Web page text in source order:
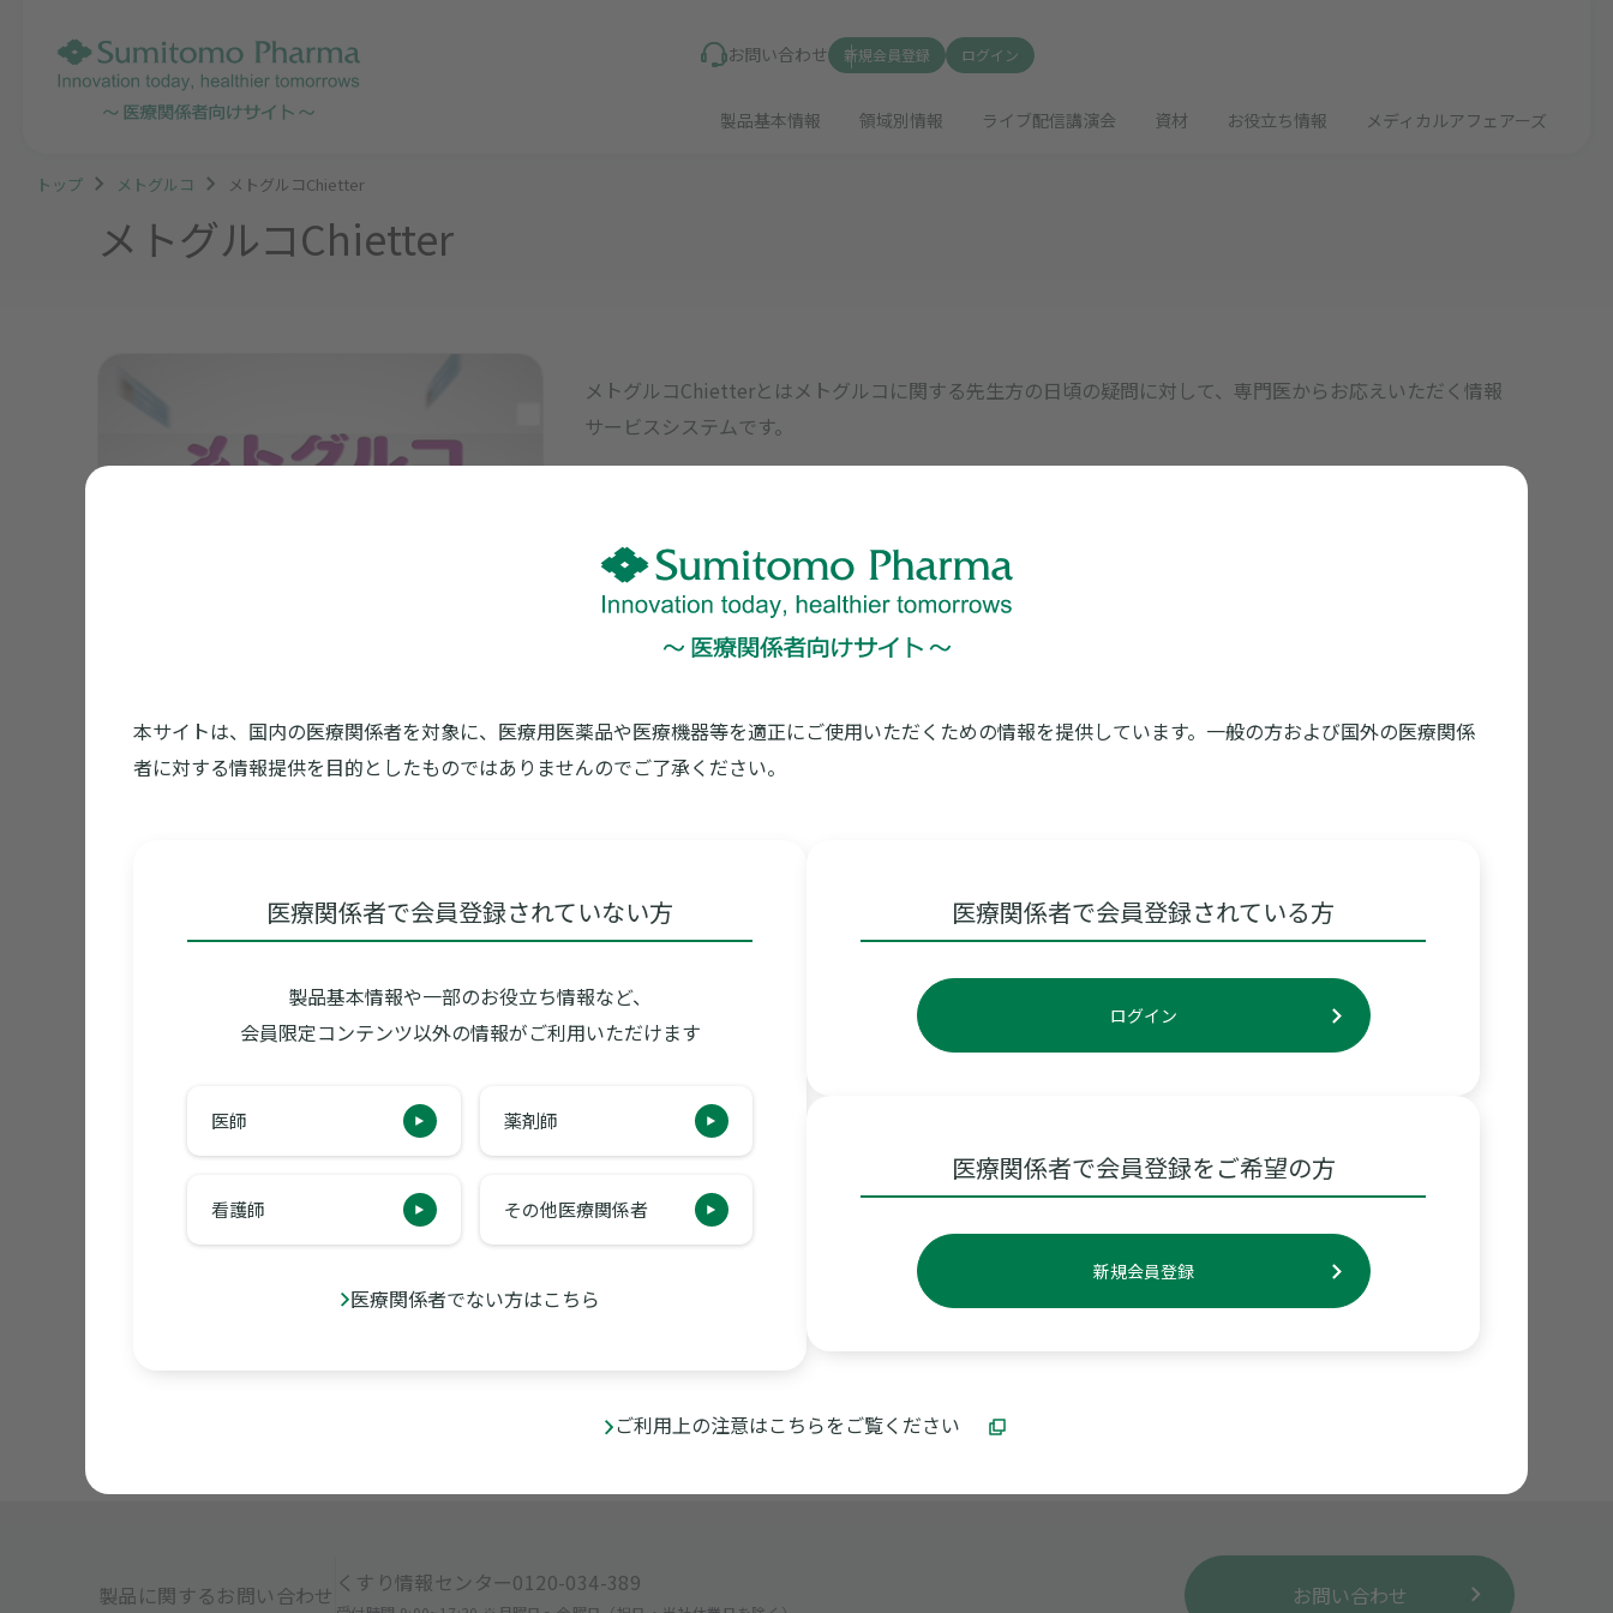
お問い合わせ 新規会員登録 ログイン
製品基本情報 領域別情報 ライブ配信講演会 資材 お役立ち情報 メディカルアフェアーズ
本サイトは、国内の医療関係者を対象に、医療用医薬品や医療機器等を適正にご使用いただくための情報を提供しています。一般の方および国外の医療関係
者に対する情報提供を目的としたものではありませんのでご了承ください。
医療関係者で会員登録されていない方
製品基本情報や一部のお役立ち情報など、
会員限定コンテンツ以外の情報がご利用いただけます
医師 薬剤師
看護師 その他医療関係者
医療関係者でない方はこちら
医療関係者で会員登録されている方
ログイン
医療関係者で会員登録をご希望の方
新規会員登録
ご利用上の注意はこちらをご覧ください
トップ メトグルコ メトグルコChietter
メトグルコChietter
メトグルコChietterとはメトグルコに関する先生方の日頃の疑問に対して、専門医からお応えいただく情報
サービスシステムです。
「メトグルコChietter」一覧
今回はメトグルコに関する様々なご質問に、熊本中央病院 糖尿病・内分泌・代謝内科 部長 西田 健朗先生からご回答いただきま
す。
アルゴリズムから見るメトグルコの使い方
2023年11月13日UP
今回はメトグルコに関する様々なご質問に、獨協医科大学 内分泌代謝内科 主任教授 麻生 好正先生からご回答いただきます。
製品に関するお問い合わせ くすり情報センター0120-034-389 お問い合わせ